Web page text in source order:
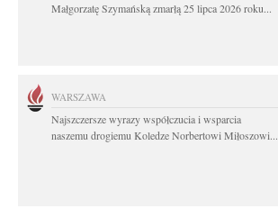
Małgorzatę Szymańską zmarłą 25 lipca 2026 roku...
WARSZAWA
Najszczersze wyrazy współczucia i wsparcia
naszemu drogiemu Koledze Norbertowi Miłoszowi...